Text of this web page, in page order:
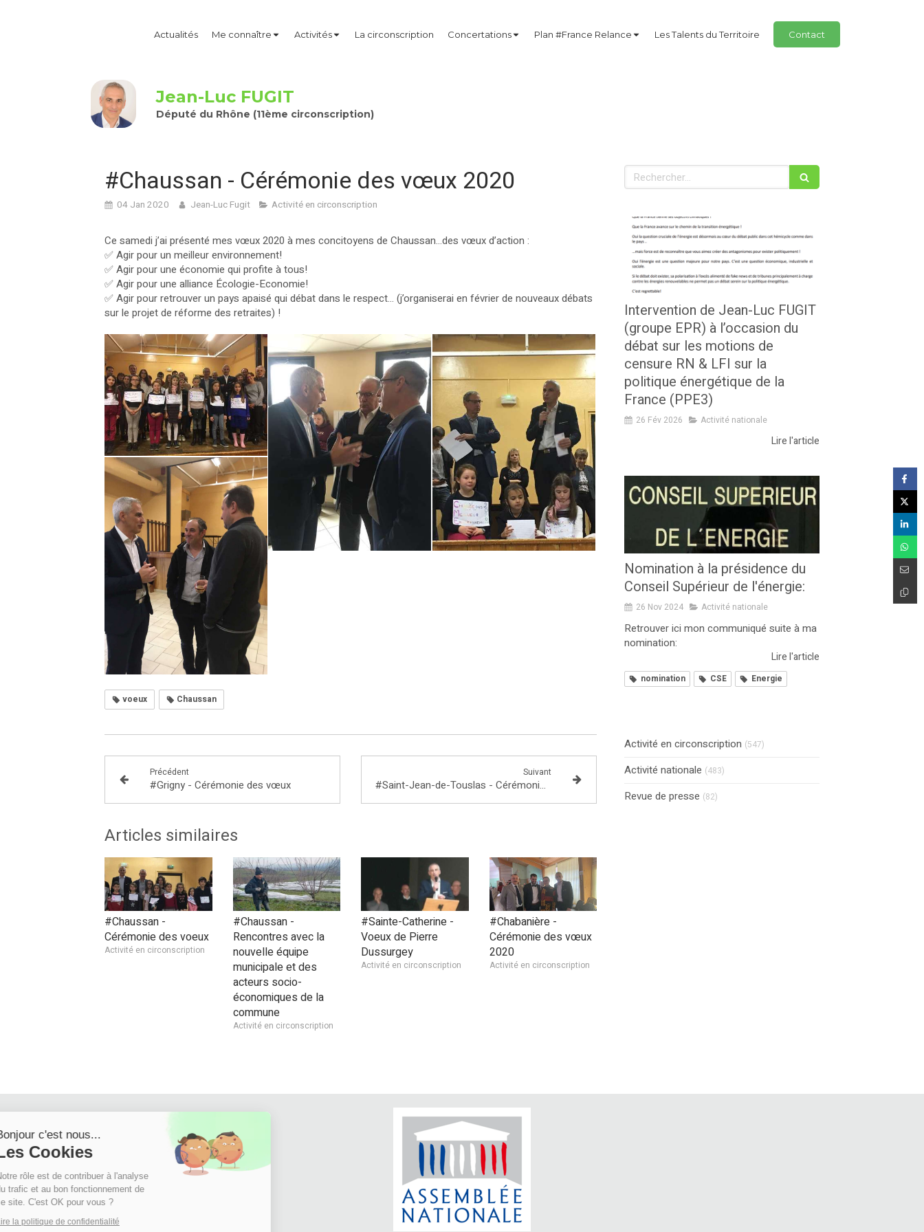
Actualités Me connaître Activités La circonscription Concertations Plan #France Relance Les Talents du Territoire Contact
Jean-Luc FUGIT
Député du Rhône (11ème circonscription)
#Chaussan - Cérémonie des vœux 2020
04 Jan 2020 Jean-Luc Fugit Activité en circonscription
Ce samedi j’ai présenté mes vœux 2020 à mes concitoyens de Chaussan...des vœux d’action :
✅ Agir pour un meilleur environnement!
✅ Agir pour une économie qui profite à tous!
✅ Agir pour une alliance Écologie-Economie!
✅ Agir pour retrouver un pays apaisé qui débat dans le respect... (j’organiserai en février de nouveaux débats
sur le projet de réforme des retraites) !
voeux Chaussan
Précédent
#Grigny - Cérémonie des vœux
Suivant
#Saint-Jean-de-Touslas - Cérémonie des vœux 2020
Articles similaires
#Chaussan -
Cérémonie des voeux
Activité en circonscription
#Chaussan -
Rencontres avec la
nouvelle équipe
municipale et des
acteurs socio-
économiques de la
commune
Activité en circonscription
#Sainte-Catherine -
Voeux de Pierre
Dussurgey
Activité en circonscription
#Chabanière -
Cérémonie des vœux
2020
Activité en circonscription
Rechercher
Intervention de Jean-Luc FUGIT
(groupe EPR) à l’occasion du
débat sur les motions de
censure RN & LFI sur la
politique énergétique de la
France (PPE3)
26 Fév 2026 Activité nationale
Lire l'article
Nomination à la présidence du
Conseil Supérieur de l'énergie:
26 Nov 2024 Activité nationale
Retrouver ici mon communiqué suite à ma
nomination:
Lire l'article
nomination CSE Energie
Activité en circonscription (547)
Activité nationale (483)
Revue de presse (82)
Continuer sans accepter
Bonjour c'est nous...
Les Cookies
Notre rôle est de contribuer à l'analyse
du trafic et au bon fonctionnement de
ce site. C'est OK pour vous ?
Lire la politique de confidentialité